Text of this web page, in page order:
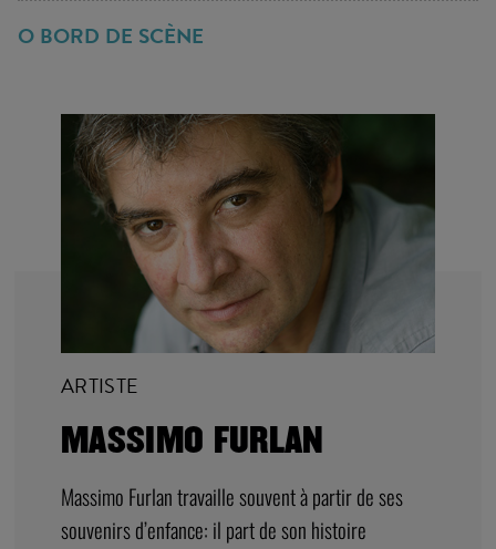
O BORD DE SCÈNE
ARTISTE
MASSIMO FURLAN
Massimo Furlan travaille souvent à partir de ses
souvenirs d’enfance: il part de son histoire